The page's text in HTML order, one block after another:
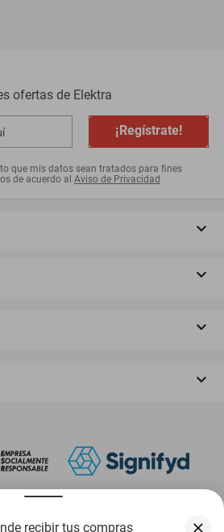
recibir tus compras
ofertas de Elektra
¡Regístrate!
que mis datos sean tratados para fines
de acuerdo al Aviso de Privacidad